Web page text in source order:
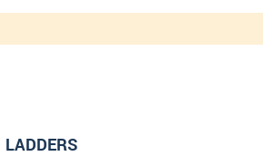
LADDERS